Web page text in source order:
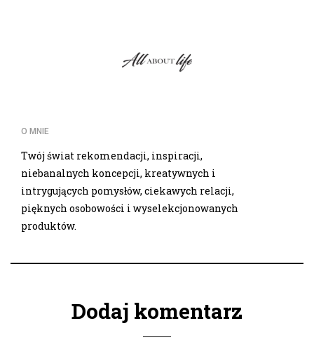
O MNIE
Twój świat rekomendacji, inspiracji,
niebanalnych koncepcji, kreatywnych i
intrygujących pomysłów, ciekawych relacji,
pięknych osobowości i wyselekcjonowanych
produktów.
Dodaj komentarz